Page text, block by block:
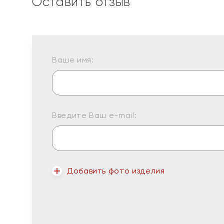
Ваше имя:
Введите Ваш e-mail:
Добавить фото изделия